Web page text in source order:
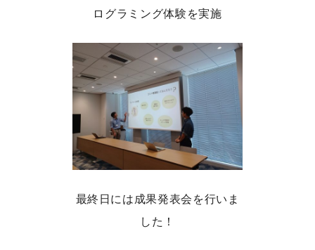
ログラミング体験を実施
最終日には成果発表会を行いま
した！